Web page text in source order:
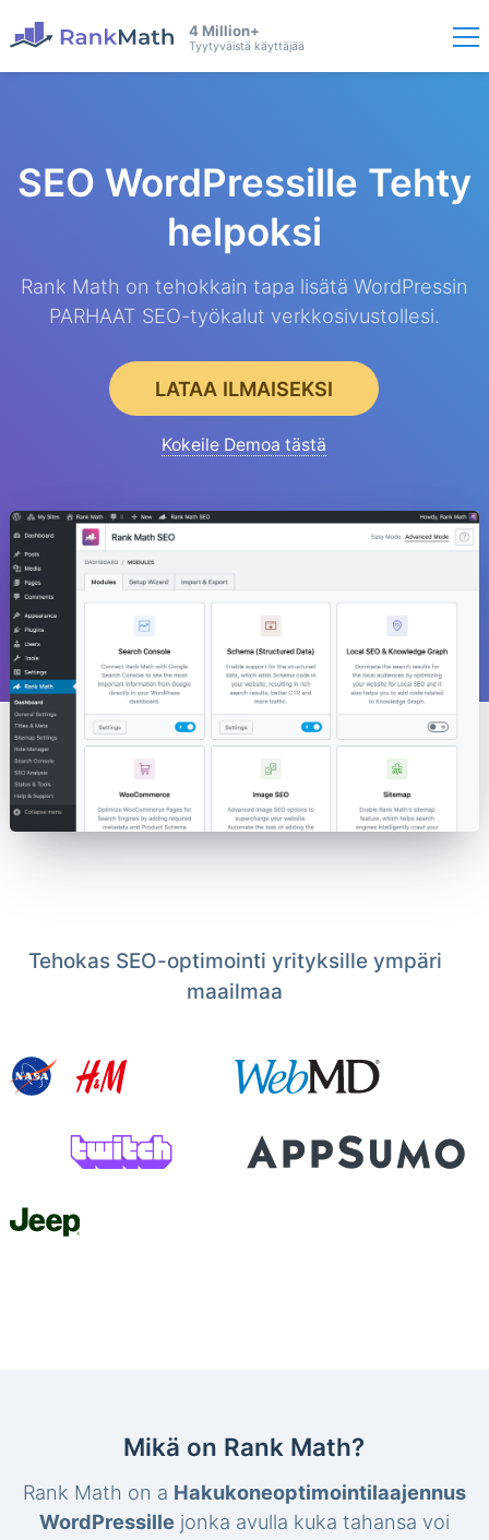
4 Million+
Tyytyväistä käyttäjää
SEO WordPressille Tehty
helpoksi
Rank Math on tehokkain tapa lisätä WordPressin
PARHAAT SEO-työkalut verkkosivustollesi.
LATAA ILMAISEKSI
Kokeile Demoa tästä
Tehokas SEO-optimointi yrityksille ympäri
maailmaa
Mikä on Rank Math?
Rank Math on a Hakukoneoptimointilaajennus
WordPressille jonka avulla kuka tahansa voi